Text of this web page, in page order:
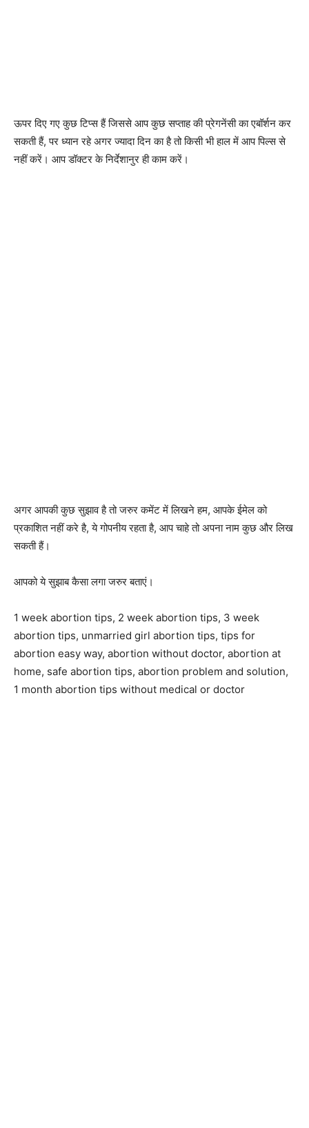
ऊपर दिए गए कुछ टिप्स हैं जिससे आप कुछ सप्ताह की प्रेगनेंसी का एबॉर्शन कर
सकती हैं, पर ध्यान रहे अगर ज्यादा दिन का है तो किसी भी हाल में आप पिल्स से
नहीं करें। आप डॉक्टर के निर्देशानुर ही काम करें।
अगर आपकी कुछ सुझाव है तो जरुर कमेंट में लिखने हम, आपके ईमेल को
प्रकाशित नहीं करे है, ये गोपनीय रहता है, आप चाहे तो अपना नाम कुछ और लिख
सकती हैं।
आपको ये सुझाब कैसा लगा जरुर बताएं।
1 week abortion tips, 2 week abortion tips, 3 week
abortion tips, unmarried girl abortion tips, tips for
abortion easy way, abortion without doctor, abortion at
home, safe abortion tips, abortion problem and solution,
1 month abortion tips without medical or doctor